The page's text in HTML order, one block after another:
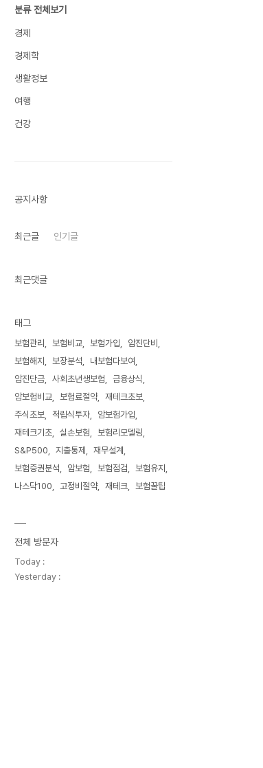
분류 전체보기
경제
경제학
생활정보
여행
건강
공지사항
최근글 인기글
최근댓글
태그
보험관리 보험비교 보험가입
암진단비
보험해지
보장분석
내보험다보여
암진단금
사회초년생보험
금융상식
암보험비교
보험료절약
재테크초보
주식초보
적립식투자
암보험가입
재테크기초
실손보험
보험리모델링
S&P500
지출통제
재무설계
보험증권분석
암보험 보험점검
보험유지
나스닥100
고정비절약 재테크 보험꿀팁
전체 방문자
Today :
Yesterday :